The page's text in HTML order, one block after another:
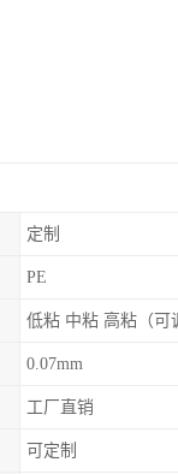
定制
PE
低粘 中粘 高粘（可
0.07mm
工厂直销
可定制